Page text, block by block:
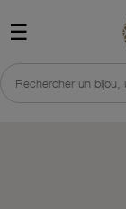
☰
Rechercher un bijou,